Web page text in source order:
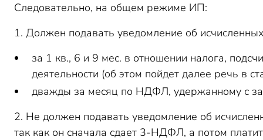
Следовательно, на общем режиме ИП:
1. Должен подавать уведомление об
за 1 кв., 6 и 9 мес. в отношении налога,
деятельности (об этом пойдет далее речь в
дважды за месяц по НДФЛ, удержанному с
2. Не должен подавать уведомление об
так как он сначала сдает 3-НДФЛ, а потом